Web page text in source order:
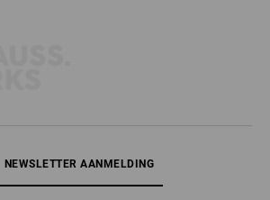
NEWSLETTER AANMELDING